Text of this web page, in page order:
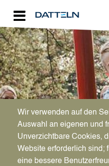
Wir verwenden auf den
Auswahl an eigenen und
Unverzichtbare Cookies,
Website erforderlich sind;
eine bessere